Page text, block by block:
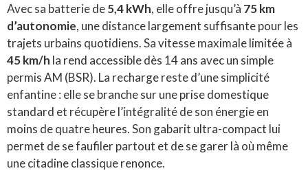
Avec sa batterie de5,4 kWh, elle offre jusqu’à 75 km
d’autonomie, une distance largement suffisante pour les
trajets urbains quotidiens. Sa vitesse maximale limitée à
45 km/h la rend accessible dès 14 ans avec un simple
permis AM (BSR). La recharge reste d’une simplicité
enfantine : elle se branche sur une prise domestique
standard et récupère l’intégralité de son énergie en
moins de quatre heures. Son gabarit ultra-compact lui
permet de se faufiler partout et de se garer là où même
une citadine classique renonce.